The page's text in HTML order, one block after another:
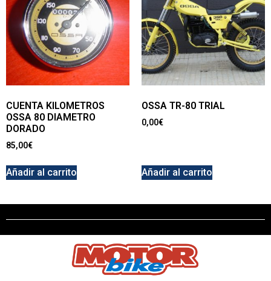
CUENTA KILOMETROS
OSSA 80 DIAMETRO
DORADO
85,00€
Añadir al carrito
OSSA TR-80 TRIAL
0,00€
Añadir al carrito